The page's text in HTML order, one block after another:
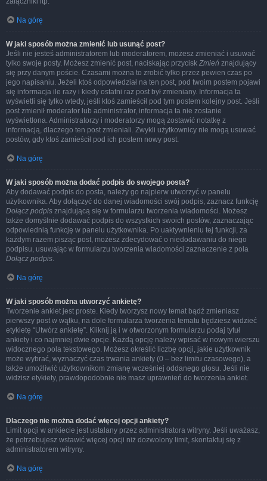
Na górę
W jaki sposób można zmienić lub usunąć post?
Jeśli nie jesteś administratorem lub moderatorem, możesz zmieniać i usuwać
tylko swoje posty. Możesz zmienić post, naciskając przycisk Zmień znajdujący
się przy danym poście. Czasami można to zrobić tylko przez pewien czas po
jego napisaniu. Jeżeli ktoś odpowiedział na ten post, pod twoim postem pojawi
się informacja ile razy i kiedy ostatni raz post był zmieniany. Informacja ta
wyświetli się tylko wtedy, jeśli ktoś zamieścił pod tym postem kolejny post. Jeśli
post zmienił moderator lub administrator, informacja ta nie zostanie
wyświetlona. Administratorzy i moderatorzy mogą zostawić notatkę z
informacją, dlaczego ten post zmieniali. Zwykli użytkownicy nie mogą usuwać
postów, gdy ktoś zamieścił pod ich postem nowy post.
Na górę
W jaki sposób można dodać podpis do swojego posta?
Aby dodawać podpis do posta, należy go najpierw utworzyć w panelu
użytkownika. Aby dołączyć do danej wiadomości swój podpis, zaznacz funkcję
Dołącz podpis znajdującą się w formularzu tworzenia wiadomości. Możesz
także domyślnie dodawać podpis do wszystkich swoich postów, zaznaczając
odpowiednią funkcję w panelu użytkownika. Po uaktywnieniu tej funkcji, za
każdym razem pisząc post, możesz zdecydować o niedodawaniu do niego
podpisu, usuwając w formularzu tworzenia wiadomości zaznaczenie z pola
Dołącz podpis.
Na górę
W jaki sposób można utworzyć ankietę?
Tworzenie ankiet jest proste. Kiedy tworzysz nowy temat bądź zmieniasz
pierwszy post w wątku, na dole formularza tworzenia tematu będziesz widzieć
etykietę “Utwórz ankietę”. Kliknij ją i w otworzonym formularzu podaj tytuł
ankiety i co najmniej dwie opcje. Każdą opcję należy wpisać w nowym wierszu
widocznego pola tekstowego. Możesz określić liczbę opcji, jakie użytkownik
może wybrać, wyznaczyć czas trwania ankiety (0 – bez limitu czasowego), a
także umożliwić użytkownikom zmianę wcześniej oddanego głosu. Jeśli nie
widzisz etykiety, prawdopodobnie nie masz uprawnień do tworzenia ankiet.
Na górę
Dlaczego nie można dodać więcej opcji ankiety?
Limit opcji w ankiecie jest ustalany przez administratora witryny. Jeśli uważasz,
że potrzebujesz wstawić więcej opcji niż dozwolony limit, skontaktuj się z
administratorem witryny.
Na górę